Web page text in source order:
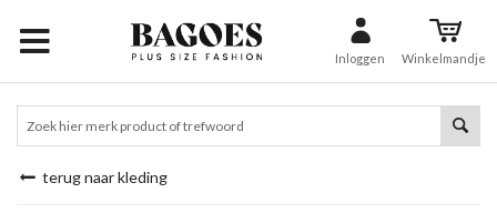
Inloggen Winkelmandje
terug naar kleding